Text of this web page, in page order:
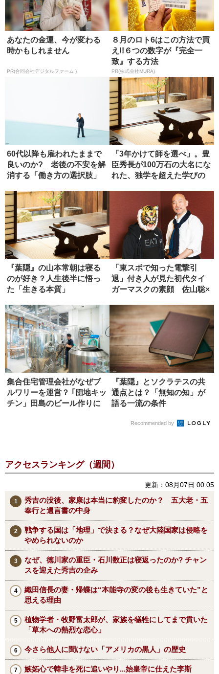
あなたの金運、今が変わる
時かもしれません
PR(合同会社デジタルファーム )
８月のロト6はこの方法で買
え!!６つの数字が『完全一
致』する方法
PR(株式会社MURA)
60代以降も雇われたままで
良いのか? 老後の不安を解
消する「働き方の選択肢」
「3年かけて師を選べ」。豊
臣秀長が100万石の大名にな
れた、独学を超えた学びの
『葉隠』の山本常朝は寝る
のが好き？人生後半に悟っ
た「生きる本質」
「東スポで知った電撃引
退」付き人が見た初代タイ
ガーマスクの素顔 佐山聡×
集合住宅管理会社がなぜブ
ルワリーを運営？ ｢団地キッ
チン」田島のビール作りに
『葉隠』とソクラテスの共
通点とは？「無知の知」が
語る一流の条件
Recommended by
アクセスランキング（週間）
更新：08月07日 00:05
秀吉の没後、家康は本当に豹変したのか？ 五大老・五
奉行と遺言書の中身
戦争する国は「地理」で決まる？なぜ大陸国家は侵略を
やめられないのか
なぜ、徳川家の重臣・石川数正は寝返ったのか? チャン
スを迎えた秀吉の企み
織田信長の妻・帰蝶は“本能寺の変の後も生きていた”と
思える理由
植物学者・牧野富太郎が、家族を犠牲にしてまで貫いた
「草木への熱烈な恋心」
今さら他人に聞けない「アメリカの黒人」の歴史
嫉妬心で韓非を死に追いやり...始皇帝に仕えた李斯